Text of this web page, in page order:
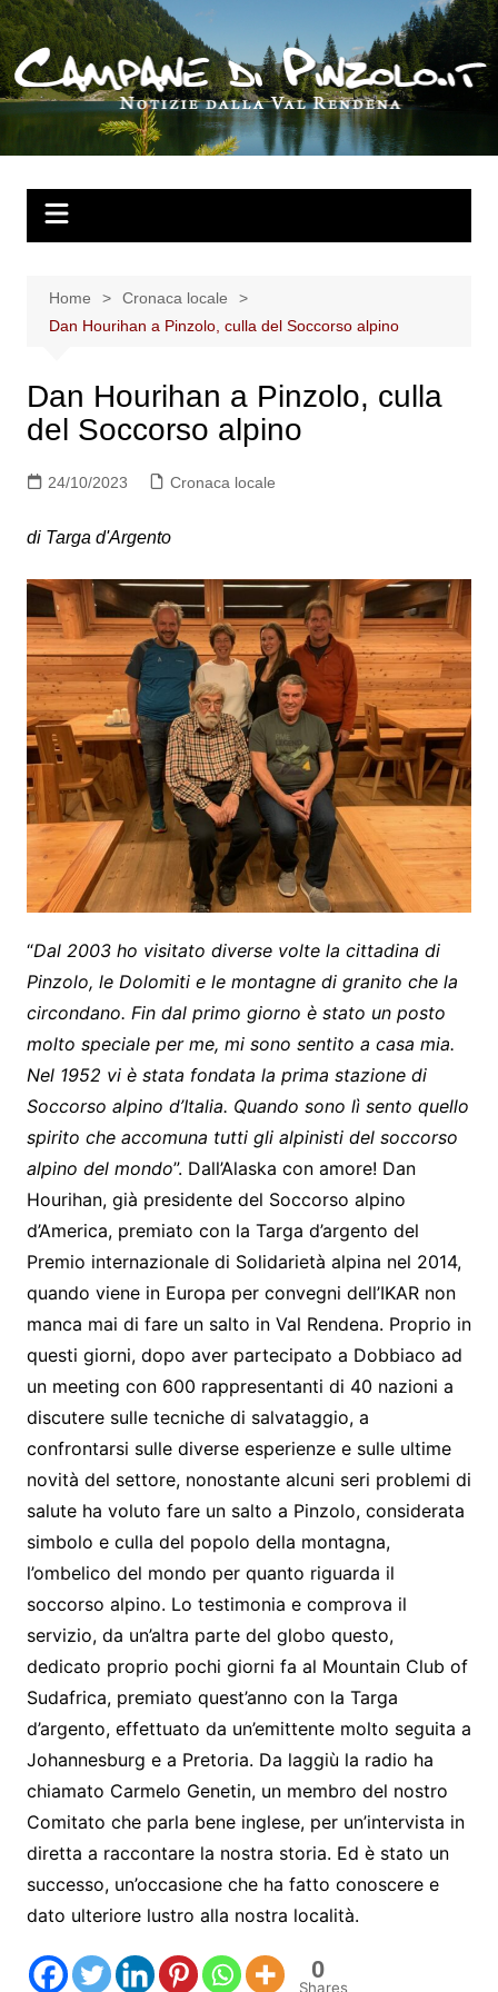
Salta
al
contenuto
Home
Cronaca locale
Dan Hourihan a Pinzolo, culla del Soccorso alpino
Dan Hourihan a Pinzolo, culla
del Soccorso alpino
24/10/2023 Cronaca locale
di Targa d'Argento
“Dal 2003 ho visitato diverse volte la cittadina di
Pinzolo, le Dolomiti e le montagne di granito che la
circondano. Fin dal primo giorno è stato un posto
molto speciale per me, mi sono sentito a casa mia.
Nel 1952 vi è stata fondata la prima stazione di
Soccorso alpino d’Italia. Quando sono lì sento quello
spirito che accomuna tutti gli alpinisti del soccorso
alpino del mondo”. Dall’Alaska con amore! Dan
Hourihan, già presidente del Soccorso alpino
d’America, premiato con la Targa d’argento del
Premio internazionale di Solidarietà alpina nel 2014,
quando viene in Europa per convegni dell’IKAR non
manca mai di fare un salto in Val Rendena. Proprio in
questi giorni, dopo aver partecipato a Dobbiaco ad
un meeting con 600 rappresentanti di 40 nazioni a
discutere sulle tecniche di salvataggio, a
confrontarsi sulle diverse esperienze e sulle ultime
novità del settore, nonostante alcuni seri problemi di
salute ha voluto fare un salto a Pinzolo, considerata
simbolo e culla del popolo della montagna,
l’ombelico del mondo per quanto riguarda il
soccorso alpino. Lo testimonia e comprova il
servizio, da un’altra parte del globo questo,
dedicato proprio pochi giorni fa al Mountain Club of
Sudafrica, premiato quest’anno con la Targa
d’argento, effettuato da un’emittente molto seguita a
Johannesburg e a Pretoria. Da laggiù la radio ha
chiamato Carmelo Genetin, un membro del nostro
Comitato che parla bene inglese, per un’intervista in
diretta a raccontare la nostra storia. Ed è stato un
successo, un’occasione che ha fatto conoscere e
dato ulteriore lustro alla nostra località.
0
Shares